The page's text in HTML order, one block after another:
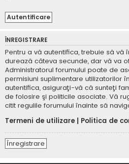
ÎNREGISTRARE
Pentru a vă autentifica, trebuie să vă
durează câteva secunde, dar vă va
Administratorul forumului poate de
permisiuni suplimentare utilizatorilor
autentifica, asiguraţi-vă că sunteţi
de folosire şi politicile asociate. Vă
citit regulile forumului înainte să
Termeni de utilizare
Politica de
Înregistrare